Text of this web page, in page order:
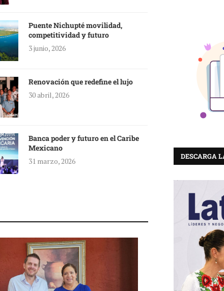
Puente Nichupté movilidad,
competitividad y futuro
3 junio, 2026
Renovación que redefine el lujo
30 abril, 2026
Banca poder y futuro en el Caribe
Mexicano
31 marzo, 2026
DESCARGA